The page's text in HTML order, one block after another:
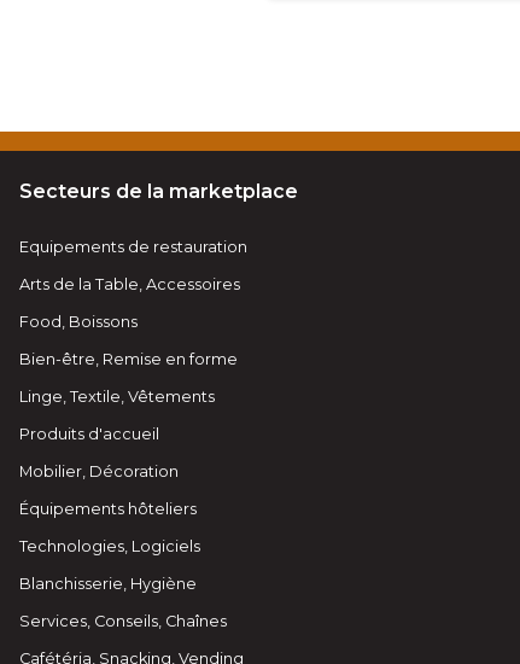
Secteurs de la marketplace
Equipements de restauration
Arts de la Table, Accessoires
Food, Boissons
Bien-être, Remise en forme
Linge, Textile, Vêtements
Produits d'accueil
Mobilier, Décoration
Équipements hôteliers
Technologies, Logiciels
Blanchisserie, Hygiène
Services, Conseils, Chaînes
Cafétéria, Snacking, Vending